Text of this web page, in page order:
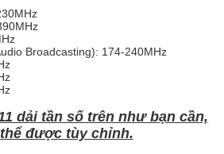
Broadcasting): 174-240MHz
dải tần số trên như bạn cần,
được tùy chỉnh.